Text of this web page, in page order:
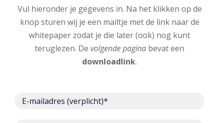
Vul hieronder je gegevens in. Na het klikken op de
knop sturen wij je een mailtje met de link naar de
whitepaper zodat je die later (ook) nog kunt
teruglezen. De volgende pagina bevat een
downloadlink.